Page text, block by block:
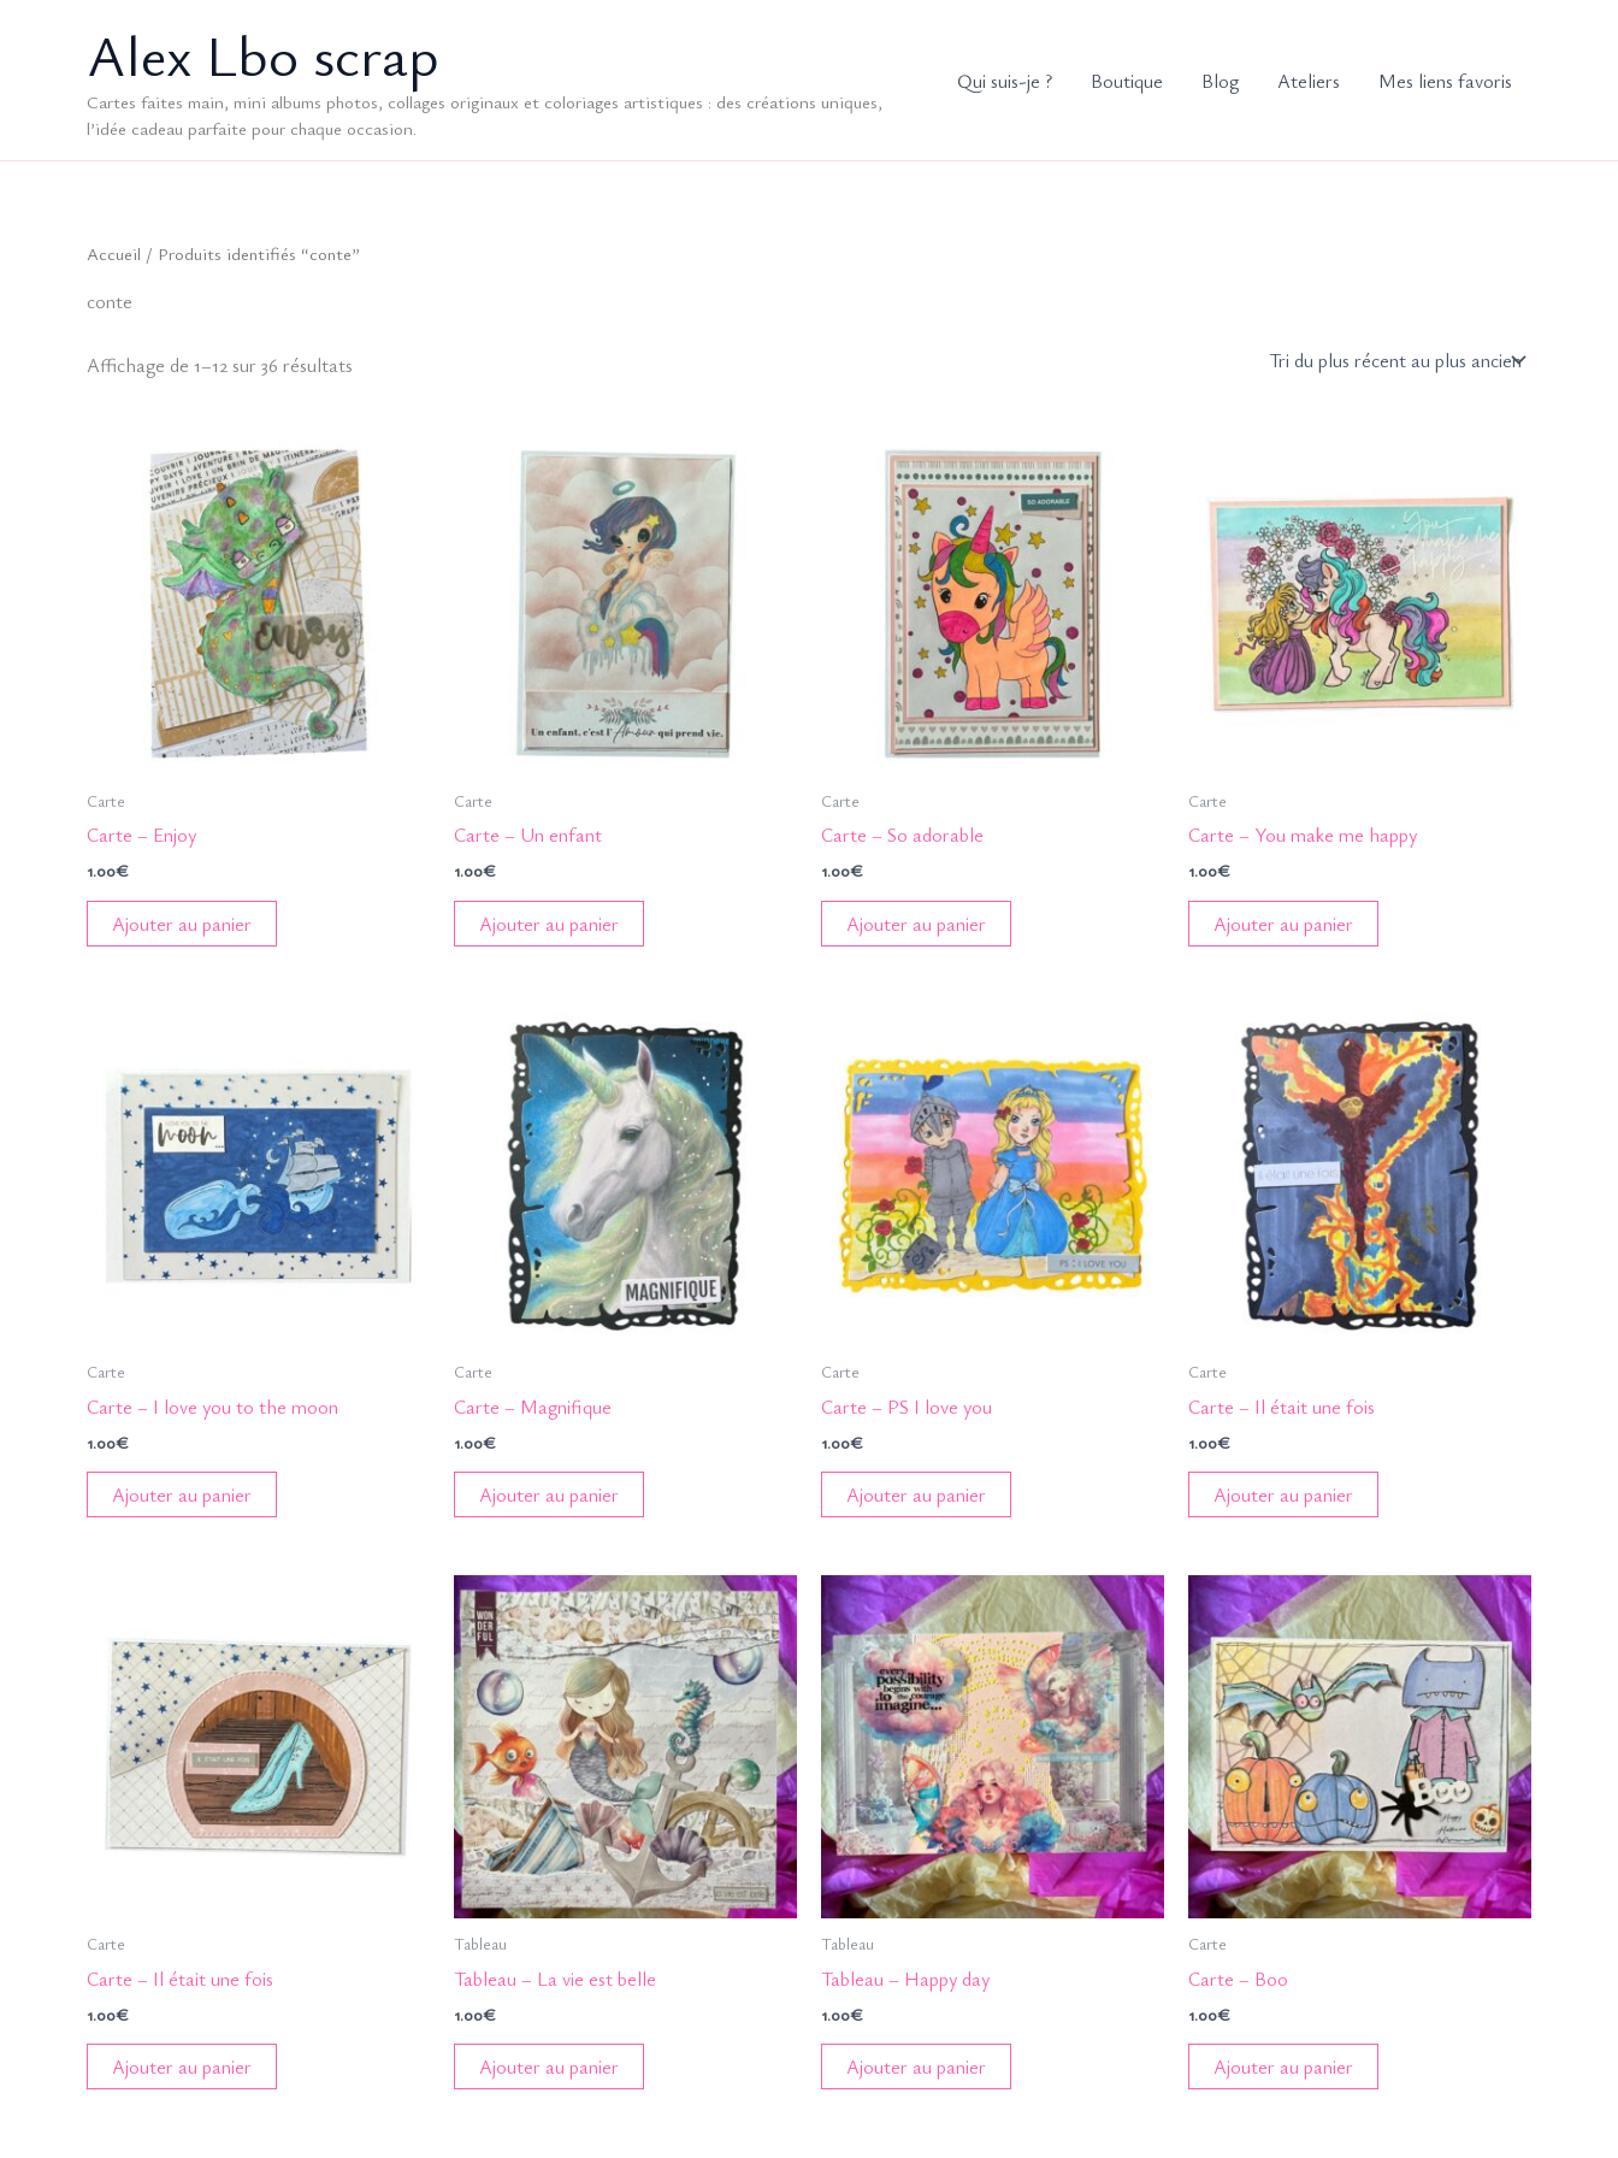
Alex Lbo scrap
Cartes faites main, mini albums photos, collages originaux et coloriages artistiques : des créations uniques,
l’idée cadeau parfaite pour chaque occasion.
Qui suis-je ? Boutique Blog Ateliers Mes liens favoris
Accueil / Produits identifiés “conte”
conte
Affichage de 1–12 sur 36 résultats
plus
ancien
Carte
Carte – Enjoy
1.00€
Ajouter au panier
Carte
Carte – Un enfant
1.00€
Ajouter au panier
Carte
Carte – So adorable
1.00€
Ajouter au panier
Carte
Carte – You make me happy
1.00€
Ajouter au panier
Carte
Carte – I love you to the moon
1.00€
Ajouter au panier
Carte
Carte – Magnifique
1.00€
Ajouter au panier
Carte
Carte – PS I love you
1.00€
Ajouter au panier
Carte
Carte – Il était une fois
1.00€
Ajouter au panier
Carte
Carte – Il était une fois
1.00€
Ajouter au panier
Tableau
Tableau – La vie est belle
1.00€
Ajouter au panier
Tableau
Tableau – Happy day
1.00€
Ajouter au panier
Carte
Carte – Boo
1.00€
Ajouter au panier